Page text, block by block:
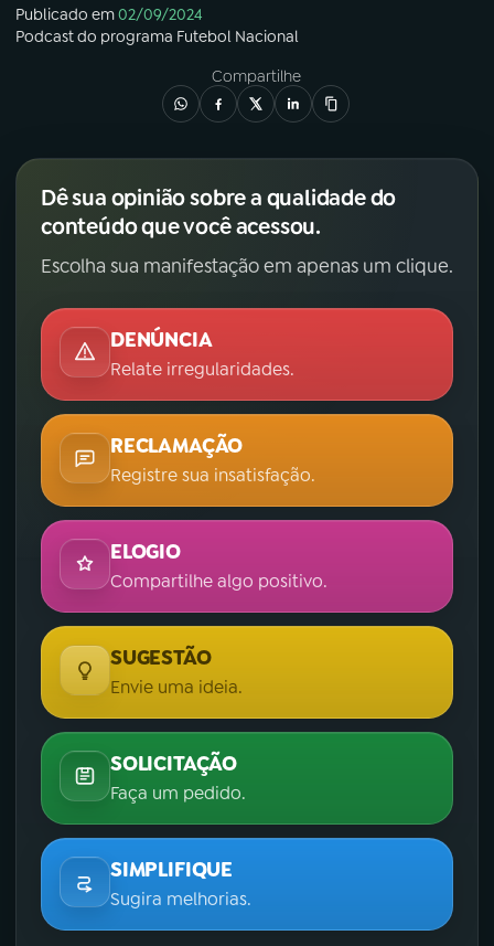
Publicado em02/09/2024
Podcastdo programa Futebol Nacional
Compartilhe
Dê sua opinião sobre a qualidade do
conteúdo que você acessou.
Escolha sua manifestação em apenas um clique.
DENÚNCIA
Relate irregularidades.
RECLAMAÇÃO
Registre sua insatisfação.
ELOGIO
Compartilhe algo positivo.
SUGESTÃO
Envie uma ideia.
SOLICITAÇÃO
Faça um pedido.
SIMPLIFIQUE
Sugira melhorias.